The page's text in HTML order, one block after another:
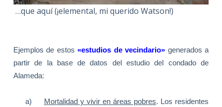
…que aquí (¡elemental, mi querido Watson!)
Ejemplos de estos «estudios de vecindario» generados a
partir de la base de datos del estudio del condado de
Alameda:
a) Mortalidad y vivir en áreas pobres. Los residentes